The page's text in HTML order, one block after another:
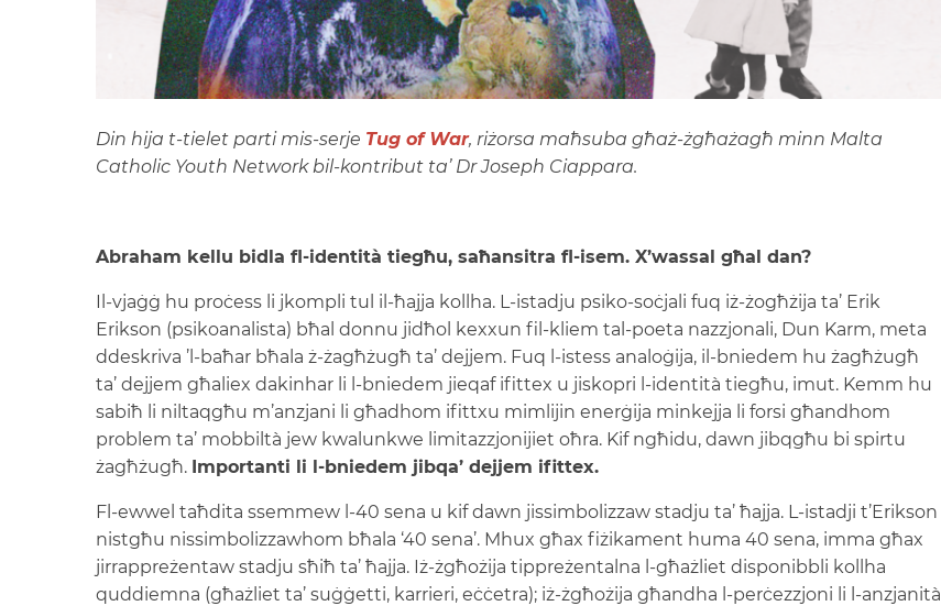
Din hija t-tielet parti mis-serje Tug of War, riżorsa maħsuba għaż-żgħażagħ minn Malta
Catholic Youth Network bil-kontribut ta’ Dr Joseph Ciappara.
Abraham kellu bidla fl-identità tiegħu, saħansitra fl-isem. X’wassal għal dan?
Il-vjaġġ hu proċess li jkompli tul il-ħajja kollha. L-istadju psiko-soċjali fuq iż-żogħżija ta’ Erik
Erikson (psikoanalista) bħal donnu jidħol kexxun fil-kliem tal-poeta nazzjonali, Dun Karm, meta
ddeskriva ’l-baħar bħala ż-żagħżugħ ta’ dejjem. Fuq l-istess analoġija, il-bniedem hu żagħżugħ
ta’ dejjem għaliex dakinhar li l-bniedem jieqaf ifittex u jiskopri l-identità tiegħu, imut. Kemm hu
sabiħ li niltaqgħu m’anzjani li għadhom ifittxu mimlijin enerġija minkejja li forsi għandhom
problem ta’ mobbiltà jew kwalunkwe limitazzjonijiet oħra. Kif ngħidu, dawn jibqgħu bi spirtu
żagħżugħ. Importanti li l-bniedem jibqa’ dejjem ifittex.
Fl-ewwel taħdita ssemmew l-40 sena u kif dawn jissimbolizzaw stadju ta’ ħajja. L-istadji t’Erikson
nistgħu nissimbolizzawhom bħala ‘40 sena’. Mhux għax fiżikament huma 40 sena, imma għax
jirrappreżentaw stadju sħiħ ta’ ħajja. Iż-żgħożija tippreżentalna l-għażliet disponibbli kollha
quddiemna (għażliet ta’ suġġetti, karrieri, eċċetra); iż-żgħożija għandha l-perċezzjoni li l-anzjanità